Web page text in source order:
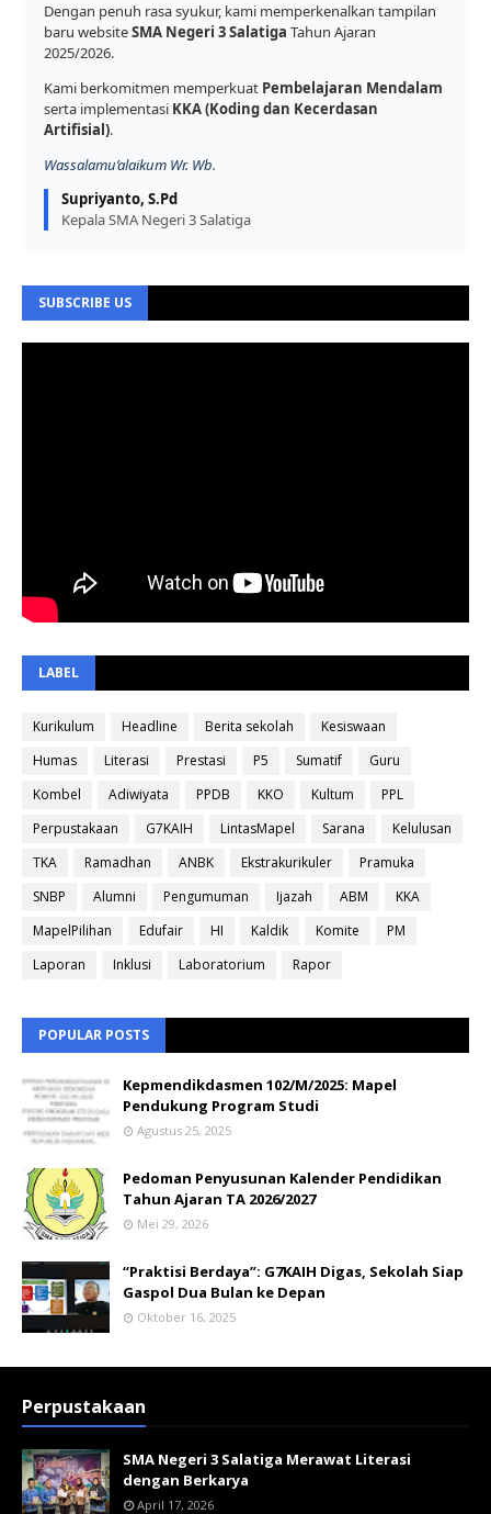
Dengan penuh rasa syukur, kami memperkenalkan tampilan
baru websiteSMA Negeri 3 Salatiga Tahun Ajaran
2025/2026.
Kami berkomitmen memperkuat Pembelajaran Mendalam
serta implementasi KKA (Koding dan Kecerdasan
Artifisial).
Wassalamu’alaikum Wr. Wb.
Supriyanto, S.Pd
Kepala SMA Negeri 3 Salatiga
SUBSCRIBE US
LABEL
Kurikulum Headline Berita sekolah
Kesiswaan
Humas
Literasi Prestasi P5 Sumatif
Guru
Kombel
Adiwiyata PPDB KKO Kultum
PPL
Perpustakaan
G7KAIH LintasMapel Sarana
Kelulusan
TKA
Ramadhan ANBK Ekstrakurikuler
Pramuka
SNBP
Alumni Pengumuman Ijazah ABM
KKA
MapelPilihan
Edufair HI Kaldik Komite
PM
Laporan
Inklusi Laboratorium Rapor
POPULAR POSTS
Kepmendikdasmen 102/M/2025: Mapel
Pendukung Program Studi
Agustus 25, 2025
Pedoman Penyusunan Kalender Pendidikan
Tahun Ajaran TA 2026/2027
Mei 29, 2026
“Praktisi Berdaya”: G7KAIH Digas, Sekolah Siap
Gaspol Dua Bulan ke Depan
Oktober 16, 2025
Perpustakaan
SMA Negeri 3 Salatiga Merawat Literasi
dengan Berkarya
April 17, 2026